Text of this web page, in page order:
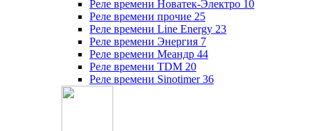
Реле времени Новатек-Электро 10
Реле времени прочие 25
Реле времени Line Energy 23
Реле времени Энергия 7
Реле времени Меандр 44
Реле времени TDM 20
Реле времени Sinotimer 36